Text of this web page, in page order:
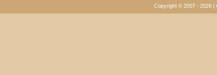
Copyright © 2007 - 2026 |